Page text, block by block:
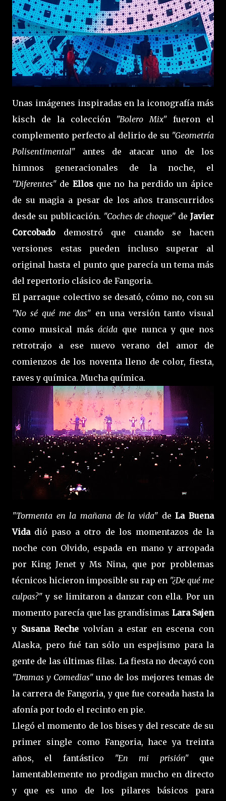
Unas imágenes inspiradas en la iconografía más
kisch de la colección "Bolero Mix" fueron el
complemento perfecto al delirio de su "Geometría
Polisentimental" antes de atacar uno de los
himnos generacionales de la noche, el
"Diferentes" de Ellos que no ha perdido un ápice
de su magia a pesar de los años transcurridos
desde su publicación. "Coches de choque" deJavier
Corcobado demostró que cuando se hacen
versiones estas pueden incluso superar al
original hasta el punto que parecía un tema más
del repertorio clásico de Fangoria.
El parraque colectivo se desató, cómo no, con su
"No sé qué me das" en una versión tanto visual
como musical másácida que nunca y que nos
retrotrajo a ese nuevo verano del amor de
comienzos de los noventa lleno de color, fiesta,
raves y química. Mucha química.
"Tormenta en la mañana de la vida" de La Buena
Vida dió paso a otro de los momentazos de la
noche con Olvido, espada en mano y arropada
por King Jenet y Ms Nina, que por problemas
técnicos hicieron imposible su rap en "¿De qué me
culpas?" y se limitaron a danzar con ella. Por un
momento parecía que las grandísimas Lara Sajen
y Susana Reche volvían a estar en escena con
Alaska, pero fué tan sólo un espejismo para la
gente de las últimas filas. La fiesta no decayó con
"Dramas y Comedias" uno de los mejores temas de
la carrera de Fangoria, y que fue coreada hasta la
afonía por todo el recinto en pie.
Llegó el momento de los bises y del rescate de su
primer single como Fangoria, hace ya treinta
años, el fantástico "En mi prisión"que
lamentablemente no prodigan mucho en directo
y que es uno de los pilares básicos para